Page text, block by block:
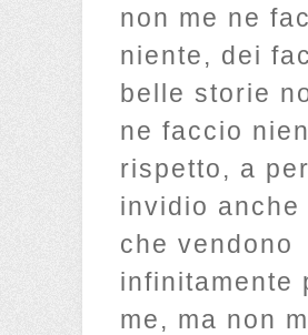
non me ne
niente, dei
belle storie
ne faccio
rispetto, a
invidio anche
che vendono
infinitamente
me, ma non